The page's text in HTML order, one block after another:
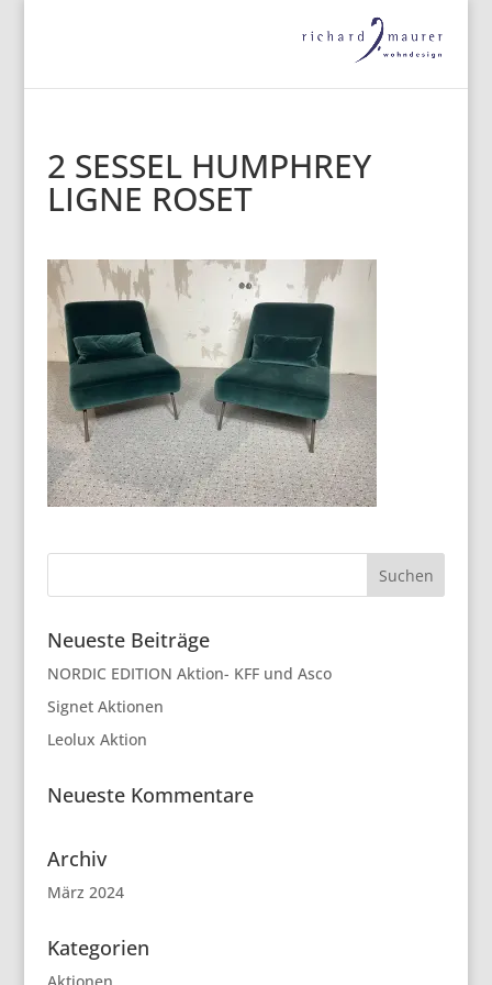
2 SESSEL HUMPHREY
LIGNE ROSET
Neueste Beiträge
NORDIC EDITION Aktion- KFF und Asco
Signet Aktionen
Leolux Aktion
Neueste Kommentare
Archiv
März 2024
Kategorien